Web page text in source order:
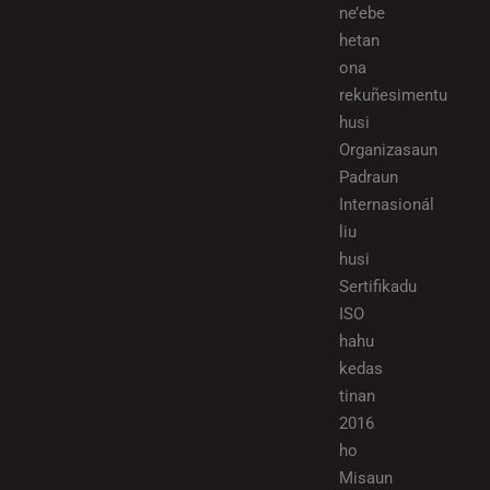
ne’ebe
hetan
ona
rekuñesimentu
husi
Organizasaun
Padraun
Internasionál
liu
husi
Sertifikadu
ISO
hahu
kedas
tinan
2016
ho
Misaun